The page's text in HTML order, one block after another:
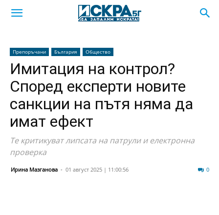
Препоръчани България Общество
Имитация на контрол?
Според експерти новите
санкции на пътя няма да
имат ефект
Те критикуват липсата на патрули и електронна
проверка
Ирина Мазганова - 01 август 2025 | 11:00:56 0